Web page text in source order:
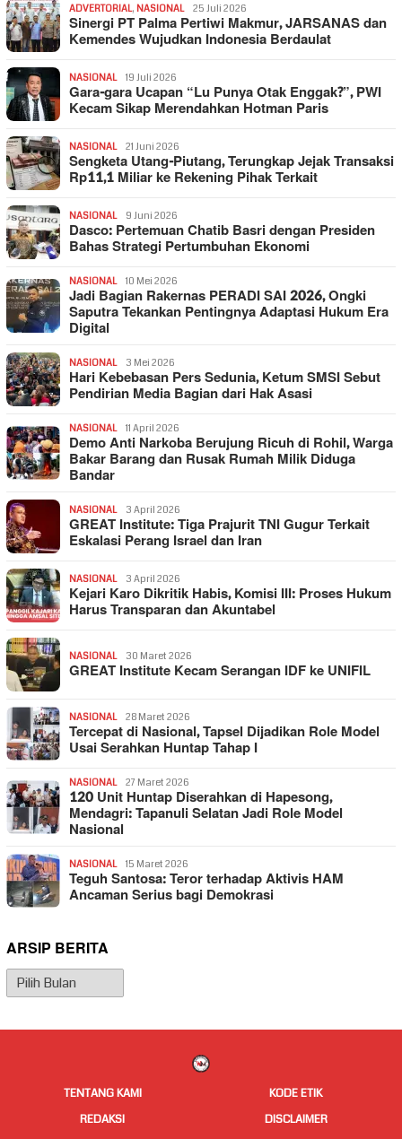
ADVERTORIAL, NASIONAL 25 Juli 2026
Sinergi PT Palma Pertiwi Makmur, JARSANAS dan
Kemendes Wujudkan Indonesia Berdaulat
NASIONAL 19 Juli 2026
Gara-gara Ucapan “Lu Punya Otak Enggak?”, PWI
Kecam Sikap Merendahkan Hotman Paris
NASIONAL 21 Juni 2026
Sengketa Utang-Piutang, Terungkap Jejak Transaksi
Rp11,1 Miliar ke Rekening Pihak Terkait
NASIONAL 9 Juni 2026
Dasco: Pertemuan Chatib Basri dengan Presiden
Bahas Strategi Pertumbuhan Ekonomi
NASIONAL 10 Mei 2026
Jadi Bagian Rakernas PERADI SAI 2026, Ongki
Saputra Tekankan Pentingnya Adaptasi Hukum Era
Digital
NASIONAL 3 Mei 2026
Hari Kebebasan Pers Sedunia, Ketum SMSI Sebut
Pendirian Media Bagian dari Hak Asasi
NASIONAL 11 April 2026
Demo Anti Narkoba Berujung Ricuh di Rohil, Warga
Bakar Barang dan Rusak Rumah Milik Diduga
Bandar
NASIONAL 3 April 2026
GREAT Institute: Tiga Prajurit TNI Gugur Terkait
Eskalasi Perang Israel dan Iran
NASIONAL 3 April 2026
Kejari Karo Dikritik Habis, Komisi III: Proses Hukum
Harus Transparan dan Akuntabel
NASIONAL 30 Maret 2026
GREAT Institute Kecam Serangan IDF ke UNIFIL
NASIONAL 28 Maret 2026
Tercepat di Nasional, Tapsel Dijadikan Role Model
Usai Serahkan Huntap Tahap I
NASIONAL 27 Maret 2026
120 Unit Huntap Diserahkan di Hapesong,
Mendagri: Tapanuli Selatan Jadi Role Model
Nasional
NASIONAL 15 Maret 2026
Teguh Santosa: Teror terhadap Aktivis HAM
Ancaman Serius bagi Demokrasi
ARSIP BERITA
Arsip
Berita
TENTANG KAMI
KODE ETIK
REDAKSI
DISCLAIMER